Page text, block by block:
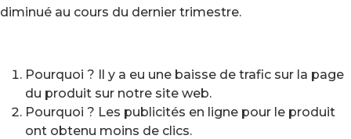
diminué au cours du dernier trimestre.
Pourquoi ? Il y a eu une baisse de trafic sur la page
du produit sur notre site web.
Pourquoi ? Les publicités en ligne pour le produit
ont obtenu moins de clics.